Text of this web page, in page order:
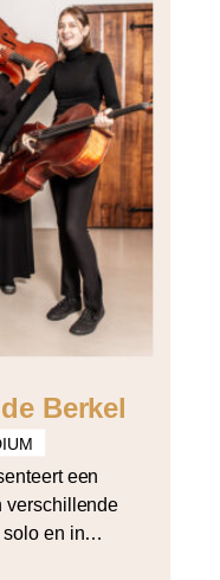
Berkel
een
verschillende
en in